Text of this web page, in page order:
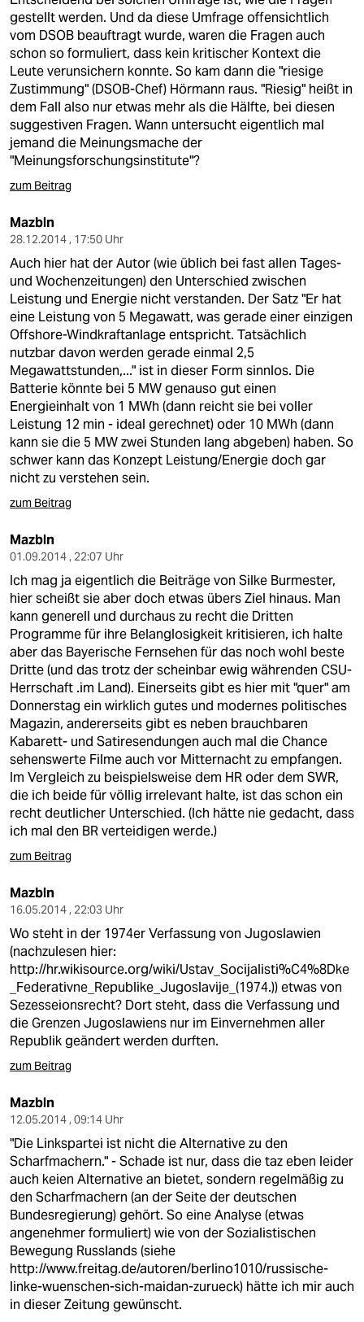
gestellt werden. Und da diese Umfrage offensichtlich
vom DSOB beauftragt wurde, waren die Fragen auch
schon so formuliert, dass kein kritischer Kontext die
Leute verunsichern konnte. So kam dann die "riesige
Zustimmung" (DSOB-Chef) Hörmann raus. "Riesig" heißt in
dem Fall also nur etwas mehr als die Hälfte, bei diesen
suggestiven Fragen. Wann untersucht eigentlich mal
jemand die Meinungsmache der
"Meinungsforschungsinstitute"?
zum Beitrag
Mazbln
28.12.2014 , 17:50 Uhr
Auch hier hat der Autor (wie üblich bei fast allen Tages-
und Wochenzeitungen) den Unterschied zwischen
Leistung und Energie nicht verstanden. Der Satz "Er hat
eine Leistung von 5 Megawatt, was gerade einer einzigen
Offshore-Windkraftanlage entspricht. Tatsächlich
nutzbar davon werden gerade einmal 2,5
Megawattstunden,..." ist in dieser Form sinnlos. Die
Batterie könnte bei 5 MW genauso gut einen
Energieinhalt von 1 MWh (dann reicht sie bei voller
Leistung 12 min - ideal gerechnet) oder 10 MWh (dann
kann sie die 5 MW zwei Stunden lang abgeben) haben. So
schwer kann das Konzept Leistung/Energie doch gar
nicht zu verstehen sein.
zum Beitrag
Mazbln
01.09.2014 , 22:07 Uhr
Ich mag ja eigentlich die Beiträge von Silke Burmester,
hier scheißt sie aber doch etwas übers Ziel hinaus. Man
kann generell und durchaus zu recht die Dritten
Programme für ihre Belanglosigkeit kritisieren, ich halte
aber das Bayerische Fernsehen für das noch wohl beste
Dritte (und das trotz der scheinbar ewig währenden CSU-
Herrschaft .im Land). Einerseits gibt es hier mit "quer" am
Donnerstag ein wirklich gutes und modernes politisches
Magazin, andererseits gibt es neben brauchbaren
Kabarett- und Satiresendungen auch mal die Chance
sehenswerte Filme auch vor Mitternacht zu empfangen.
Im Vergleich zu beispielsweise dem HR oder dem SWR,
die ich beide für völlig irrelevant halte, ist das schon ein
recht deutlicher Unterschied. (Ich hätte nie gedacht, dass
ich mal den BR verteidigen werde.)
zum Beitrag
Mazbln
16.05.2014 , 22:03 Uhr
Wo steht in der 1974er Verfassung von Jugoslawien
(nachzulesen hier:
http://hr.wikisource.org/wiki/Ustav_Socijalisti%C4%8Dke
_Federativne_Republike_Jugoslavije_(1974.)) etwas von
Sezesseionsrecht? Dort steht, dass die Verfassung und
die Grenzen Jugoslawiens nur im Einvernehmen aller
Republik geändert werden durften.
zum Beitrag
Mazbln
12.05.2014 , 09:14 Uhr
"Die Linkspartei ist nicht die Alternative zu den
Scharfmachern." - Schade ist nur, dass die taz eben leider
auch keien Alternative an bietet, sondern regelmäßig zu
den Scharfmachern (an der Seite der deutschen
Bundesregierung) gehört. So eine Analyse (etwas
angenehmer formuliert) wie von der Sozialistischen
Bewegung Russlands (siehe
http://www.freitag.de/autoren/berlino1010/russische-
linke-wuenschen-sich-maidan-zurueck) hätte ich mir auch
in dieser Zeitung gewünscht.